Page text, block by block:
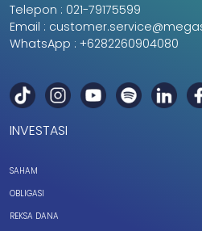
Telepon : 021-79175599
Email :
WhatsApp : +6282260904080
INVESTASI
SAHAM
OBLIGASI
REKSA DANA